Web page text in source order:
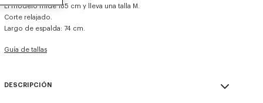
El modelo mide 185 cm y lleva una talla M.
Corte relajado.
Largo de espalda: 74 cm.
Guía de tallas
DESCRIPCIÓN